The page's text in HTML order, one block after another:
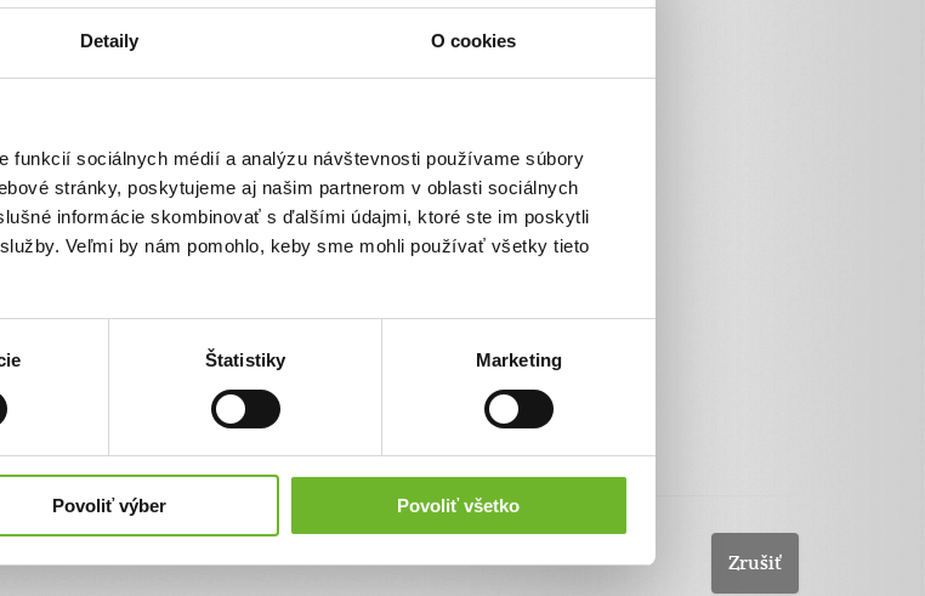
Detaily O cookies
funkcií sociálnych médií a analýzu návštevnosti používame súbory
stránky, poskytujeme aj našim partnerom v oblasti sociálnych
informácie skombinovať s ďalšími údajmi, ktoré ste im poskytli
Veľmi by nám pomohlo, keby sme mohli používať všetky tieto
Štatistiky Marketing
Povoliť výber Povoliť všetko
Priezvisko
Email
Súhlasím spodmienkami a pravidlami
Úplné znenie poučenia o spracovaní osobných údajov
Platba bankovým prevodom
Pay by square
Zrušiť